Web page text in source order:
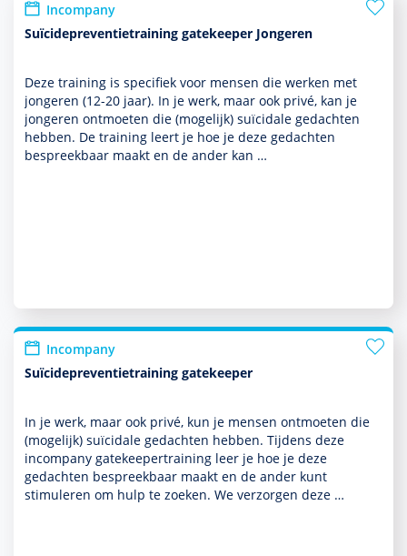
Incompany
Suïcidepreventietraining gatekeeper Jongeren
Deze training is specifiek voor mensen die werken met
jongeren (12-20 jaar). In je werk, maar ook privé, kan je
jongeren ontmoeten die (moge­lijk) suïcidale gedachten
hebben. De training leert je hoe je deze gedachten
bespreekbaar maakt en de ander kan …
Incompany
Suïcidepreventietraining gatekeeper
In je werk, maar ook privé, kun je mensen ontmoeten die
(moge­lijk) suïcidale gedachten hebben. Tijdens deze
incompany gatekeepertraining leer je hoe je deze
gedachten bespreekbaar maakt en de ander kunt
stimuleren om hulp te zoeken. We verzorgen deze …